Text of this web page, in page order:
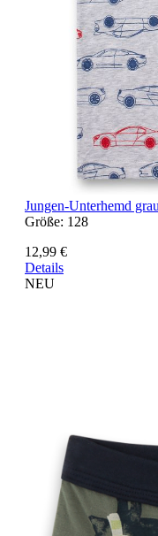
Jungen-Unterhemd
Größe: 128
12,99 €
Details
NEU